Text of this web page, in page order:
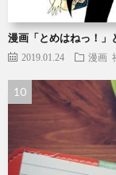
漫画「とめはねっ！」
2019.01.24 漫画